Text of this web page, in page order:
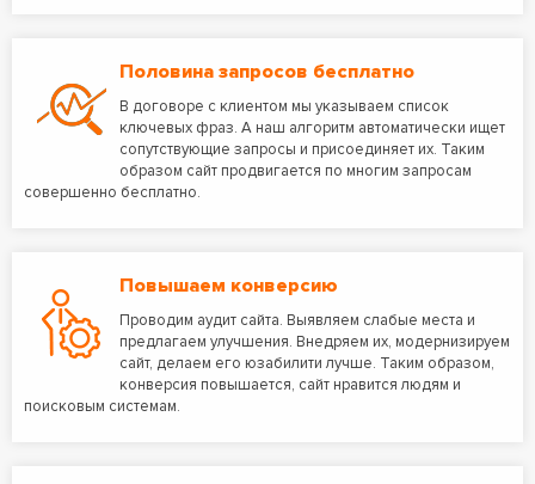
Половина запросов бесплатно
В договоре с клиентом мы указываем список
ключевых фраз. А наш алгоритм автоматически ищет
сопутствующие запросы и присоединяет их. Таким
образом сайт продвигается по многим запросам
совершенно бесплатно.
Повышаем конверсию
Проводим аудит сайта. Выявляем слабые места и
предлагаем улучшения. Внедряем их, модернизируем
сайт, делаем его юзабилити лучше. Таким образом,
конверсия повышается, сайт нравится людям и
поисковым системам.